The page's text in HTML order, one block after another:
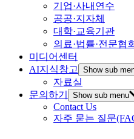
기업·사내연수
공공·지자체
대학·교육기관
의료·법률·전문협회
미디어센터
AI지식창고
Show sub
자료실
문의하기
Show sub menu
Contact Us
자주 묻는 질문